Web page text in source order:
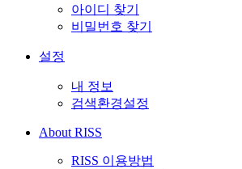
아이디 찾기
비밀번호 찾기
설정
내 정보
검색환경설정
About RISS
RISS 이용방법